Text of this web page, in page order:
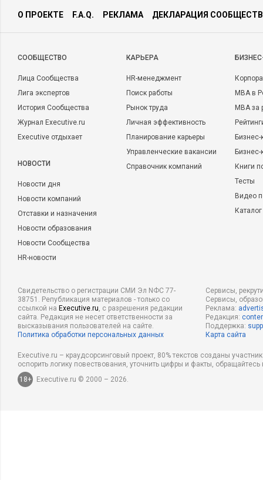
О ПРОЕКТЕ F.A.Q. РЕКЛАМА ДЕКЛАРАЦИЯ
CООБЩЕСТВО
Лица Сообщества
Лига экспертов
История Сообщества
Журнал Executive.ru
Executive отдыхает
НОВОСТИ
Новости дня
Новости компаний
Отставки и назначения
Новости образования
Новости Сообщества
HR-новости
КАРЬЕРА
HR-менеджмент
Поиск работы
Рынок труда
Личная эффективность
Планирование карьеры
Управленческие вакансии
Справочник компаний
MBA в
MBA
Бизнес-
Книги
Тесты
Видео
Свидетельство о регистрации СМИ Эл NФС 77-
38751. Републикация материалов - только со
ссылкой на Executive.ru, с разрешения редакции
сайта. Редакция не несет ответственности за
высказывания пользователей на сайте.
Политика обработки персональных данных
Сервисы,
Сервисы,
Реклама:
Редакция:
Поддержка:
Карта сайта
Executive.ru – краудсорсинговый проект, 80% текстов созданы
оспорить логику повествования, уточнить цифры и факты,
18+
Executive.ru © 2000 – 2026.